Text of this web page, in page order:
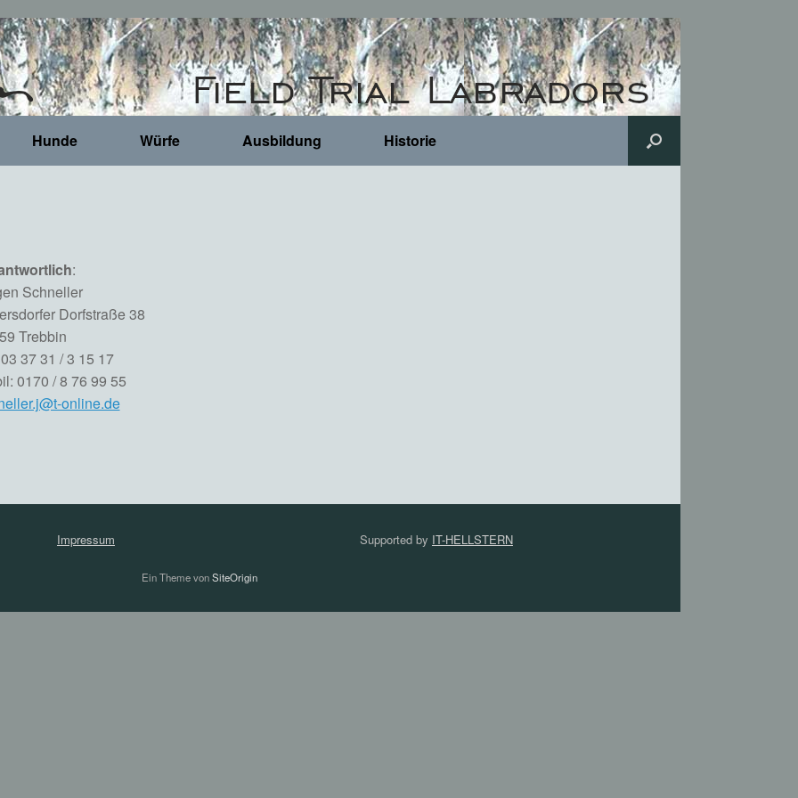
Hunde Würfe Ausbildung Historie
:
Schneller
Dorfstraße 38
Trebbin
37 31 / 3 15 17
0170 / 8 76 99 55
online.de
Impressum Supported by IT-HELLSTERN
Ein Theme vonSiteOrigin